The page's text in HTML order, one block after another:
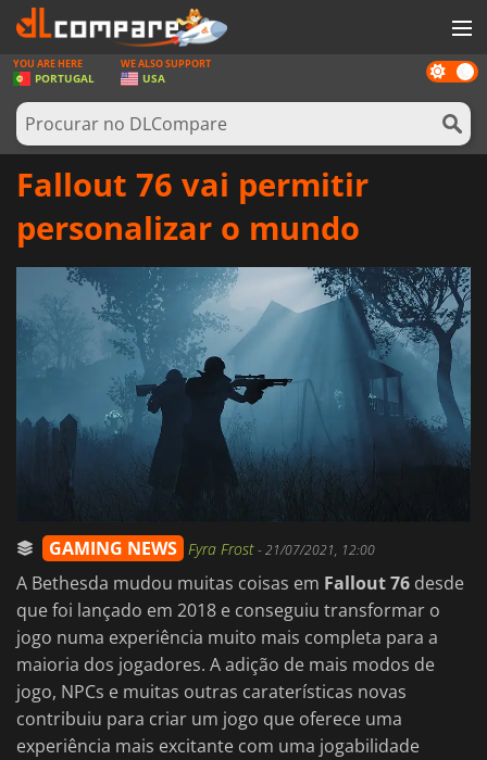
JOGOS
GAME CARDS
SOFTWARE
HARDWARE
NOTÍCIAS
ENTRAR OU REGISTAR
Dark
mode
YOU ARE HERE
PORTUGAL
WE ALSO SUPPORT
USA
Fallout 76 vai permitir
personalizar o mundo
GAMING NEWS Fyra Frost-21/07/2021, 12:00
A Bethesda mudou muitas coisas em Fallout 76 desde
que foi lançado em 2018 e conseguiu transformar o
jogo numa experiência muito mais completa para a
maioria dos jogadores. A adição de mais modos de
jogo, NPCs e muitas outras caraterísticas novas
contribuiu para criar um jogo que oferece uma
experiência mais excitante com uma jogabilidade